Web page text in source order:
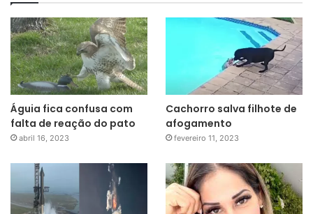
Águia fica confusa com
falta de reação do pato
abril 16, 2023
Cachorro salva filhote de
afogamento
fevereiro 11, 2023